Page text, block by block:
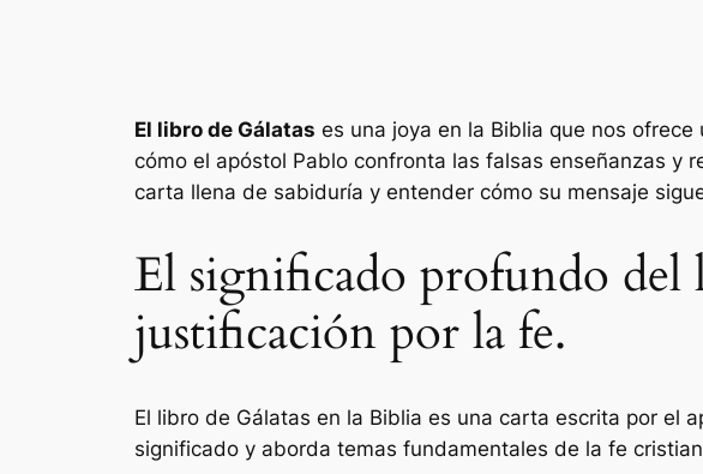
El libro de Gálatas es una joya en la Biblia que nos
cómo el apóstol Pablo confronta las falsas enseñanzas y
carta llena de sabiduría y entender cómo su mensaje
El significado profundo del
justificación por la fe.
El libro de Gálatas en la Biblia es una carta escrita por el
significado y aborda temas fundamentales de la fe